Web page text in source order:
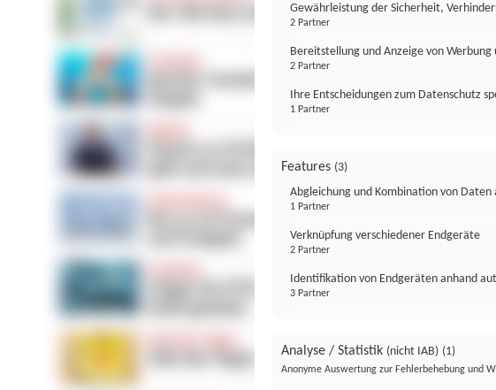
Gewährleistung der Sicherheit,
2 Partner
Bereitstellung und Anzeige von
2 Partner
Ihre Entscheidungen zum Datenschutz
1 Partner
Features (3)
Abgleichung und Kombination von
1 Partner
Verknüpfung verschiedener Endgeräte
2 Partner
Identifikation von Endgeräten anhand
3 Partner
Analyse / Statistik (nicht IAB) (1)
Anonyme Auswertung zur Fehlerbehebung und